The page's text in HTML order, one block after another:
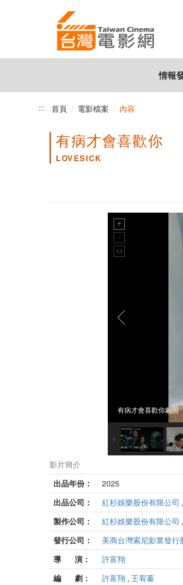
情報
::: 首頁 電影檔案 內容
有病才會喜歡你
LOVESICK
有病才會喜歡你劇照
影片簡介
出品年份：
2025
出品公司：
紅杉娛樂股份有限公司 ,
製作公司：
紅杉娛樂股份有限公司
發行公司：
美商台灣索尼影業發
導 演：
許富翔
編 劇：
許富翔 , 王宥蓁